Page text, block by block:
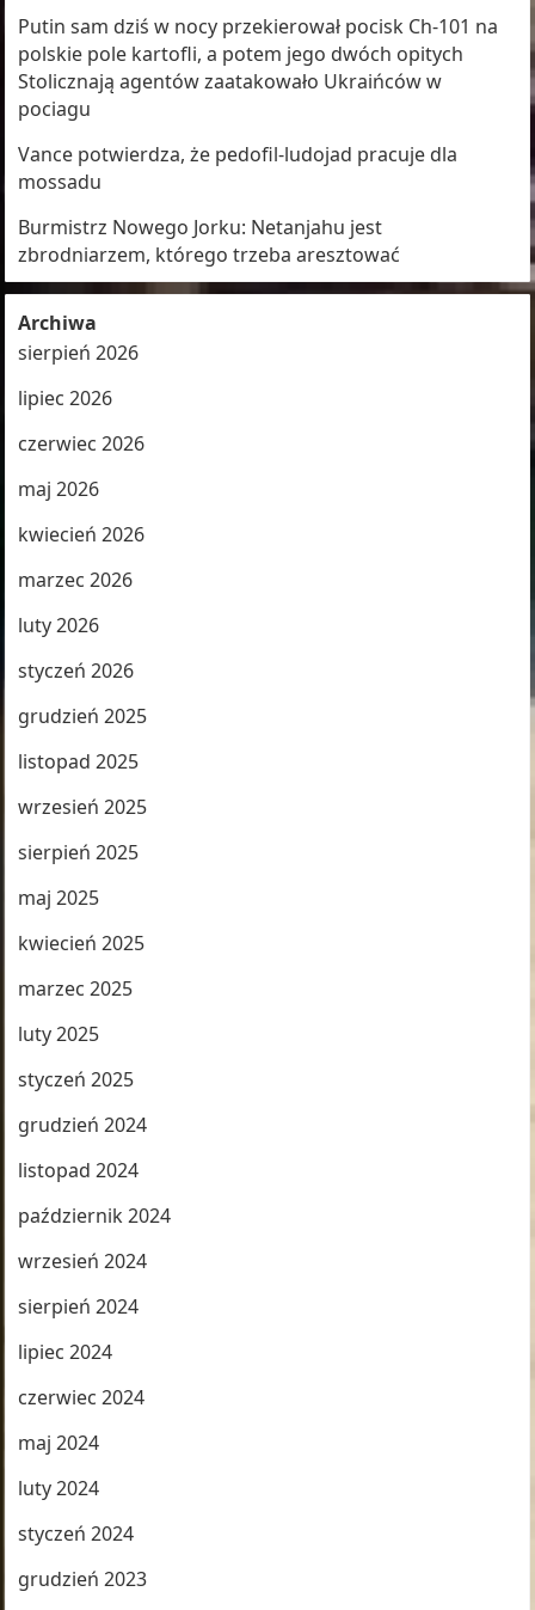
Putin sam dziś w nocy przekierował pocisk Ch-101 na
polskie pole kartofli, a potem jego dwóch opitych
Stolicznają agentów zaatakowało Ukraińców w
pociagu
Vance potwierdza, że pedofil-ludojad pracuje dla
mossadu
Burmistrz Nowego Jorku: Netanjahu jest
zbrodniarzem, którego trzeba aresztować
Archiwa
sierpień 2026
lipiec 2026
czerwiec 2026
maj 2026
kwiecień 2026
marzec 2026
luty 2026
styczeń 2026
grudzień 2025
listopad 2025
wrzesień 2025
sierpień 2025
maj 2025
kwiecień 2025
marzec 2025
luty 2025
styczeń 2025
grudzień 2024
listopad 2024
październik 2024
wrzesień 2024
sierpień 2024
lipiec 2024
czerwiec 2024
maj 2024
luty 2024
styczeń 2024
grudzień 2023